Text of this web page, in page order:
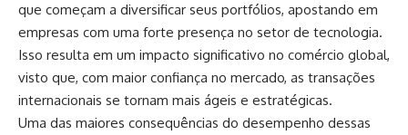
que começam a diversificar seus portfólios, apostando em
empresas com uma forte presença no setor de tecnologia.
Isso resulta em um impacto significativo no comércio global,
visto que, com maior confiança no mercado, as transações
internacionais se tornam mais ágeis e estratégicas.
Uma das maiores consequências do desempenho dessas